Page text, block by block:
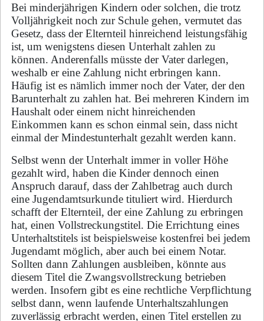
Bei minderjährigen Kindern oder solchen, die trotz
Volljährigkeit noch zur Schule gehen, vermutet das
Gesetz, dass der Elternteil hinreichend leistungsfähig
ist, um wenigstens diesen Unterhalt zahlen zu
können. Anderenfalls müsste der Vater darlegen,
weshalb er eine Zahlung nicht erbringen kann.
Häufig ist es nämlich immer noch der Vater, der den
Barunterhalt zu zahlen hat. Bei mehreren Kindern im
Haushalt oder einem nicht hinreichenden
Einkommen kann es schon einmal sein, dass nicht
einmal der Mindestunterhalt gezahlt werden kann.
Selbst wenn der Unterhalt immer in voller Höhe
gezahlt wird, haben die Kinder dennoch einen
Anspruch darauf, dass der Zahlbetrag auch durch
eine Jugendamtsurkunde tituliert wird. Hierdurch
schafft der Elternteil, der eine Zahlung zu erbringen
hat, einen Vollstreckungstitel. Die Errichtung eines
Unterhaltstitels ist beispielsweise kostenfrei bei jedem
Jugendamt möglich, aber auch bei einem Notar.
Sollten dann Zahlungen ausbleiben, könnte aus
diesem Titel die Zwangsvollstreckung betrieben
werden. Insofern gibt es eine rechtliche Verpflichtung
selbst dann, wenn laufende Unterhaltszahlungen
zuverlässig erbracht werden, einen Titel erstellen zu